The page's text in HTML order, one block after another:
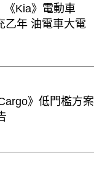
《Kia》電動車
乙年 油電車大電
》低門檻方案